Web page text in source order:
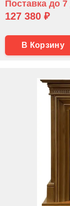
Поставка до 7
127 380 ₽
В Корзину